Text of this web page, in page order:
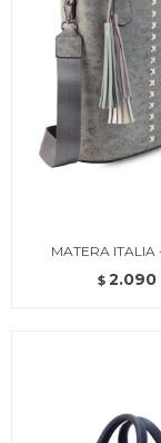
MATERA ITALIA
$ 2.090